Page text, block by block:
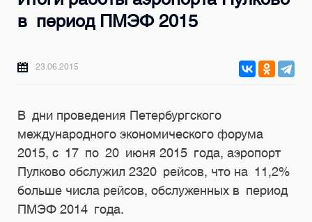
в период ПМЭФ 2015
23.06.2015
В дни проведения Петербургского
международного экономического форума
2015, с 17 по 20 июня 2015 года, аэропорт
Пулково обслужил 2320 рейсов, что на 11,2%
больше числа рейсов, обслуженных в период
ПМЭФ 2014 года.